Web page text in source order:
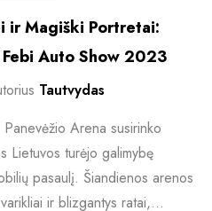
ir Magiški Portretai:
Auto Show 2023
Tautvydas
Arena susirinko
Lietuvos turėjo galimybę
pasaulį. Šiandienos arenos
ir blizgantys ratai,...